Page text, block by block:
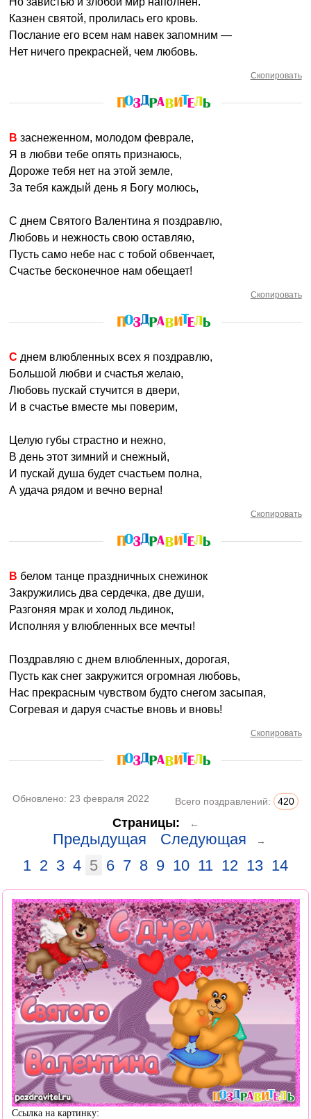
Казнен святой, пролилась его кровь.
Послание его всем нам навек запомним —
Нет ничего прекрасней, чем любовь.
Скопировать
В заснеженном, молодом феврале,
Я в любви тебе опять признаюсь,
Дороже тебя нет на этой земле,
За тебя каждый день я Богу молюсь,
С днем Святого Валентина я поздравлю,
Любовь и нежность свою оставляю,
Пусть само небе нас с тобой обвенчает,
Счастье бесконечное нам обещает!
Скопировать
С днем влюбленных всех я поздравлю,
Большой любви и счастья желаю,
Любовь пускай стучится в двери,
И в счастье вместе мы поверим,
Целую губы страстно и нежно,
В день этот зимний и снежный,
И пускай душа будет счастьем полна,
А удача рядом и вечно верна!
Скопировать
В белом танце праздничных снежинок
Закружились два сердечка, две души,
Разгоняя мрак и холод льдинок,
Исполняя у влюбленных все мечты!
Поздравляю с днем влюбленных, дорогая,
Пусть как снег закружится огромная любовь,
Нас прекрасным чувством будто снегом засыпая,
Согревая и даруя счастье вновь и вновь!
Скопировать
Обновлено: 23 февраля 2022 Всего поздравлений: 420
Страницы: ←
Предыдущая Следующая →
1 2 3 4 5 6 7 8 9 10 11 12 13 14
Ссылка на картинку: